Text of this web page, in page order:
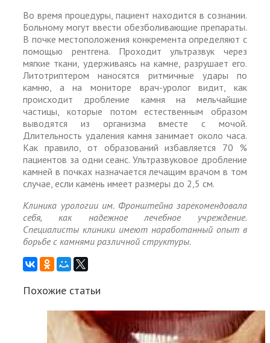
Во время процедуры, пациент находится в сознании.
Больному могут ввести обезболивающие препараты.
В почке местоположения конкремента определяют с
помощью рентгена. Проходит ультразвук через
мягкие ткани, удерживаясь на камне, разрушает его.
Литотриптером наносятся ритмичные удары по
камню, а на мониторе врач-уролог видит, как
происходит дробление камня на мельчайшие
частицы, которые потом естественным образом
выводятся из организма вместе с мочой.
Длительность удаления камня занимает около часа.
Как правило, от образований избавляется 70 %
пациентов за одни сеанс. Ультразвуковое дробление
камней в почках назначается лечащим врачом в том
случае, если камень имеет размеры до 2,5 см.
Клиника урологии им. Фронштейна зарекомендовала
себя, как надежное лечебное учреждение.
Специалисты клиники имеют наработанный опыт в
борьбе с камнями различной структуры.
Похожие статьи